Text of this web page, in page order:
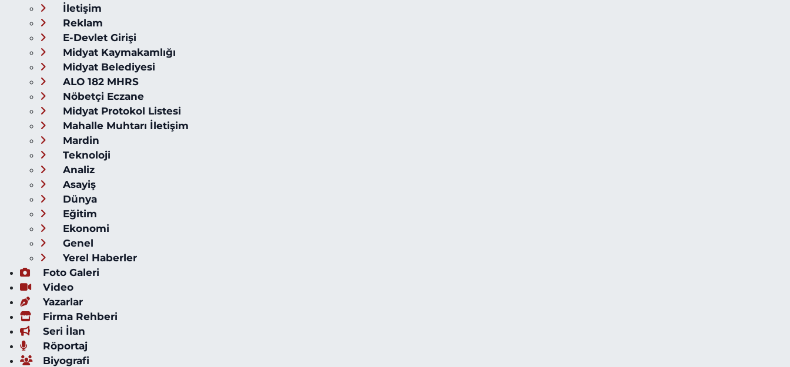
İletişim
Reklam
E-Devlet Girişi
Midyat Kaymakamlığı
Midyat Belediyesi
ALO 182 MHRS
Nöbetçi Eczane
Midyat Protokol Listesi
Mahalle Muhtarı İletişim
Mardin
Teknoloji
Analiz
Asayiş
Dünya
Eğitim
Ekonomi
Genel
Yerel Haberler
Foto Galeri
Video
Yazarlar
Firma Rehberi
Seri İlan
Röportaj
Biyografi